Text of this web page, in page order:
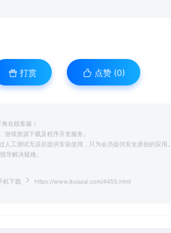
打赏 点赞 (0)
在线客服！
戏资源下载及程序开发服务。
工测试无误后提供安装使用，只为会员提供安全原创的应用。
导解决疑难。
机下载 https://www.jkxiazai.com/4455.html